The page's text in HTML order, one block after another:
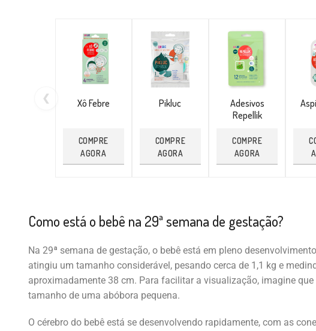
❮ Xô Febre
COMPRE
AGORA
Pikluc
COMPRE
AGORA
Adesivos
Repellik
COMPRE
AGORA
Como está o bebê na 29ª semana de gestação?
Na 29ª semana de gestação, o bebê está em pleno
atingiu um tamanho considerável, pesando cerca de 1,1 kg e
aproximadamente 38 cm. Para facilitar a visualização, imagine que
tamanho de uma abóbora pequena.
O cérebro do bebê está se desenvolvendo rapidamente, com as